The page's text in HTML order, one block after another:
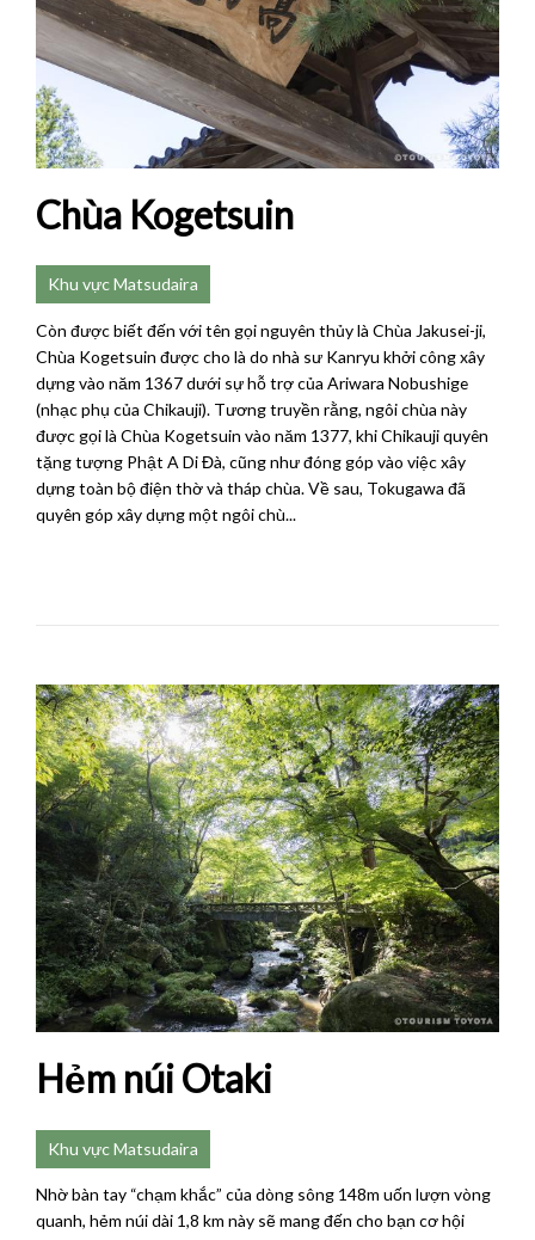
Chùa Kogetsuin
Khu vực Matsudaira
Còn được biết đến với tên gọi nguyên thủy là Chùa Jakusei-ji,
Chùa Kogetsuin được cho là do nhà sư Kanryu khởi công xây
dựng vào năm 1367 dưới sự hỗ trợ của Ariwara Nobushige
(nhạc phụ của Chikauji). Tương truyền rằng, ngôi chùa này
được gọi là Chùa Kogetsuin vào năm 1377, khi Chikauji quyên
tặng tượng Phật A Di Đà, cũng như đóng góp vào việc xây
dựng toàn bộ điện thờ và tháp chùa. Về sau, Tokugawa đã
quyên góp xây dựng một ngôi chù...
Hẻm núi Otaki
Khu vực Matsudaira
Nhờ bàn tay “chạm khắc” của dòng sông 148m uốn lượn vòng
quanh, hẻm núi dài 1,8 km này sẽ mang đến cho bạn cơ hội